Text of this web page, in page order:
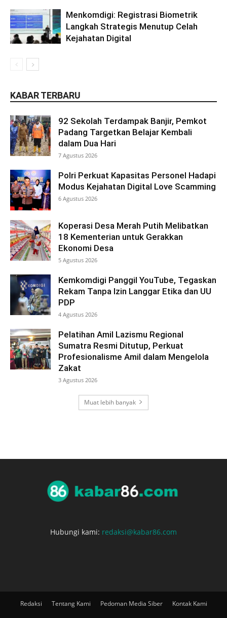
Menkomdigi: Registrasi Biometrik
Langkah Strategis Menutup Celah
Kejahatan Digital
KABAR TERBARU
92 Sekolah Terdampak Banjir, Pemkot
Padang Targetkan Belajar Kembali
dalam Dua Hari
7 Agustus 2026
Polri Perkuat Kapasitas Personel Hadapi
Modus Kejahatan Digital Love Scamming
6 Agustus 2026
Koperasi Desa Merah Putih Melibatkan
18 Kementerian untuk Gerakkan
Ekonomi Desa
5 Agustus 2026
Kemkomdigi Panggil YouTube, Tegaskan
Rekam Tanpa Izin Langgar Etika dan UU
PDP
4 Agustus 2026
Pelatihan Amil Lazismu Regional
Sumatra Resmi Ditutup, Perkuat
Profesionalisme Amil dalam Mengelola
Zakat
3 Agustus 2026
Muat lebih banyak
Hubungi kami: redaksi@kabar86.com
Redaksi Tentang Kami Pedoman Media Siber Kontak Kami